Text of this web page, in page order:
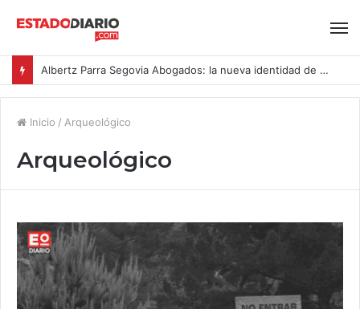
Albertz Parra Segovia Abogados: la nueva identidad de Segovia Consulting
Inicio / Arqueológico
Arqueológico